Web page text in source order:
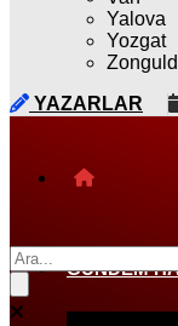
Yalova
Yozgat
YAZARLAR
GÜNDEM